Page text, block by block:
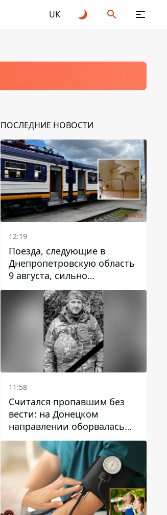
UK
ПОСЛЕДНИЕ НОВОСТИ
12:19
Поезда, следующие в
Днепропетровскую область
9 августа, сильно
задерживаются
11:58
Считался пропавшим без
вести: на Донецком
направлении оборвалась
жизнь Анатолия Ткачука из
Днепропетровской области